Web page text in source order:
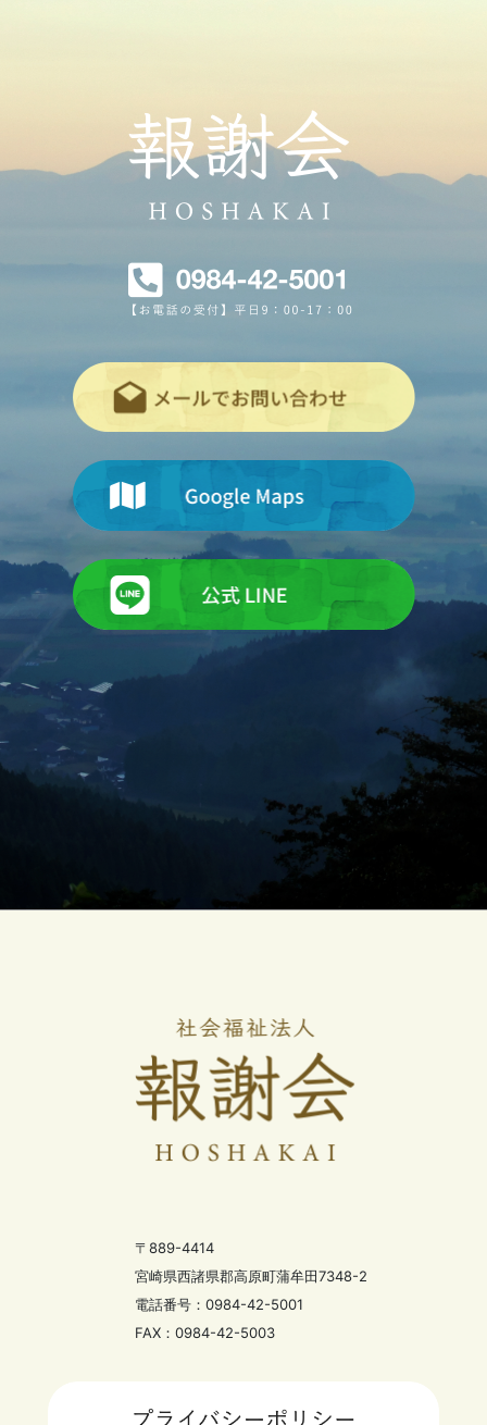
〒889-4414
宮崎県西諸県郡高原町蒲牟田7348-2
電話番号：0984-42-5001
FAX：0984-42-5003